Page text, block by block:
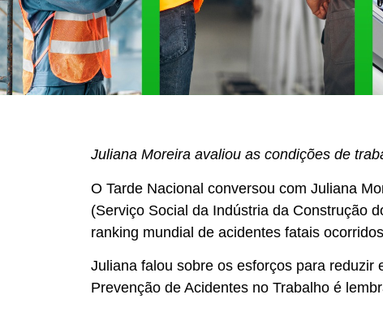
Juliana Moreira avaliou as condições de
O Tarde Nacional conversou com Juliana
(Serviço Social da Indústria da Construção
ranking mundial de acidentes fatais
Juliana falou sobre os esforços para
Prevenção de Acidentes no Trabalho é